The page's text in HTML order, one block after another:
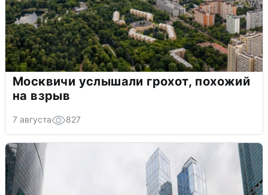
Москвичи услышали грохот, похожий
на взрыв
7 августа 827